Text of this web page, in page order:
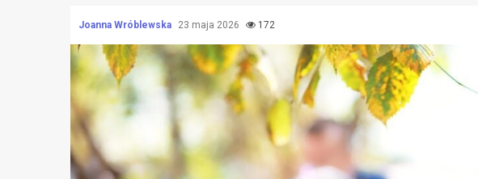
Joanna Wróblewska 23 maja 2026 172